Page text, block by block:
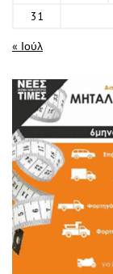
31
« Ιούλ